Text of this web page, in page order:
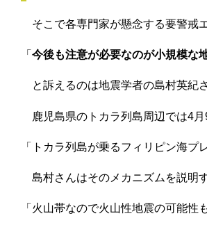
そこで各専門家が懸念する要警戒
「 今後も注意が必要なのが小規模な
と訴えるのは地震学者の島村英紀さ
鹿児島県のトカラ列島周辺では4月
「トカラ列島が乗るフィリピン海プ
島村さんはそのメカニズムを説明
「火山帯なので火山性地震の可能